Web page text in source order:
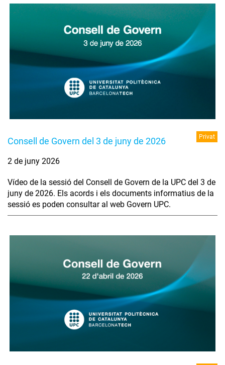
Consell de Govern del 3 de juny de 2026 Privat
2 de juny 2026
Vídeo de la sessió del Consell de Govern de la UPC del 3 de
juny de 2026. Els acords i els documents informatius de la
sessió es poden consultar al web Govern UPC.